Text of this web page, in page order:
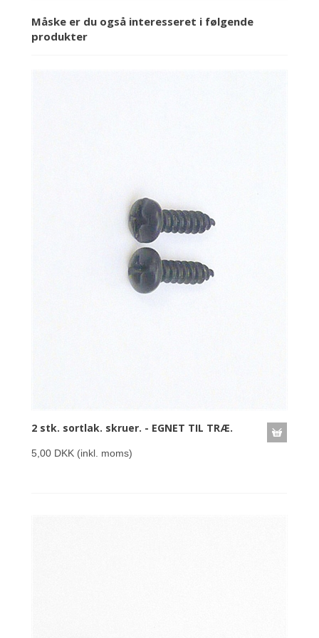
Måske er du også interesseret i følgende
produkter
2 stk. sortlak. skruer. - EGNET TIL TRÆ.
5,00 DKK (inkl. moms)